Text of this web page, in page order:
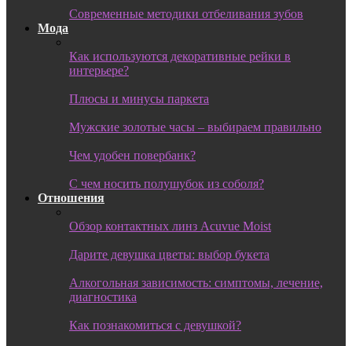
Современные методики отбеливания зубов
Мода
Как используются декоративные рейки в
интерьере?
Плюсы и минусы паркета
Мужские золотые часы – выбираем правильно
Чем удобен повербанк?
С чем носить полушубок из соболя?
Отношения
Обзор контактных линз Acuvue Moist
Дарите девушка цветы: выбор букета
Алкогольная зависимость: симптомы, лечение,
диагностика
Как познакомиться с девушкой?